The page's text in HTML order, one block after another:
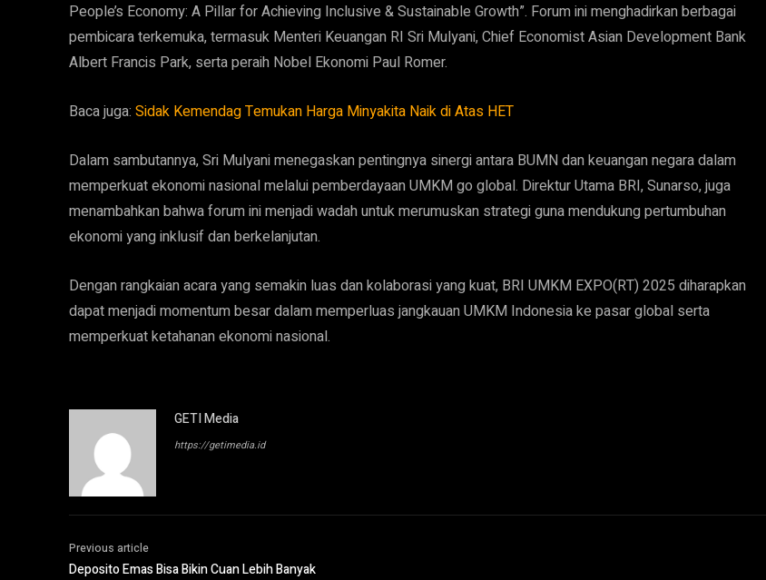
People’s Economy: A Pillar for Achieving Inclusive & Sustainable Growth”. Forum ini menghadirkan berbagai
pembicara terkemuka, termasuk Menteri Keuangan RI Sri Mulyani, Chief Economist Asian Development Bank
Albert Francis Park, serta peraih Nobel Ekonomi Paul Romer.
Baca juga: Sidak Kemendag Temukan Harga Minyakita Naik di Atas HET
Dalam sambutannya, Sri Mulyani menegaskan pentingnya sinergi antara BUMN dan keuangan negara dalam
memperkuat ekonomi nasional melalui pemberdayaan UMKM go global. Direktur Utama BRI, Sunarso, juga
menambahkan bahwa forum ini menjadi wadah untuk merumuskan strategi guna mendukung pertumbuhan
ekonomi yang inklusif dan berkelanjutan.
Dengan rangkaian acara yang semakin luas dan kolaborasi yang kuat, BRI UMKM EXPO(RT) 2025 diharapkan
dapat menjadi momentum besar dalam memperluas jangkauan UMKM Indonesia ke pasar global serta
memperkuat ketahanan ekonomi nasional.
GETI Media
https://getimedia.id
Previous article
Deposito Emas Bisa Bikin Cuan Lebih Banyak